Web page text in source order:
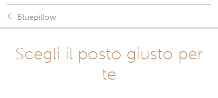
Bluepillow
Scegli il posto giusto per
te